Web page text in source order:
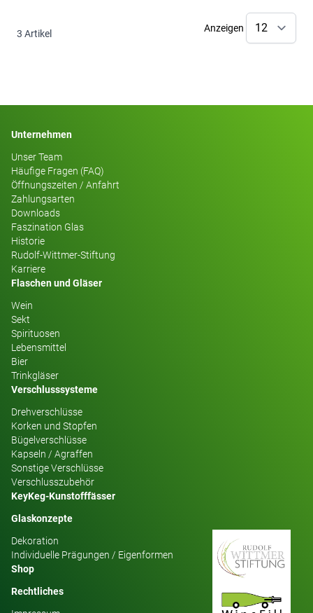
3 Artikel Anzeigen
Unternehmen
Unser Team
Häufige Fragen (FAQ)
Öffnungszeiten / Anfahrt
Zahlungsarten
Downloads
Faszination Glas
Historie
Rudolf-Wittmer-Stiftung
Karriere
Flaschen und Gläser
Wein
Sekt
Spirituosen
Lebensmittel
Bier
Trinkgläser
Verschlusssysteme
Drehverschlüsse
Korken und Stopfen
Bügelverschlüsse
Kapseln / Agraffen
Sonstige Verschlüsse
Verschlusszubehör
KeyKeg-Kunstofffässer
Glaskonzepte
Dekoration
Individuelle Prägungen / Eigenformen
Shop
Rechtliches